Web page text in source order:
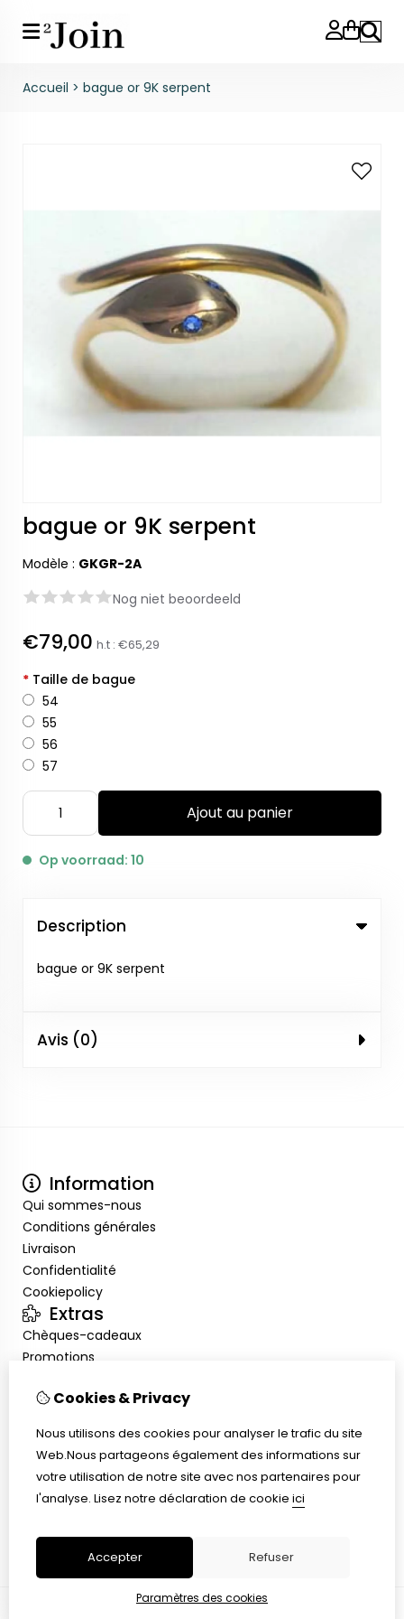
Accueil > bague or 9K serpent
bague or 9K serpent
Modèle : GKGR-2A
Nog niet beoordeeld
€79,00 h.t : €65,29
* Taille de bague
54
55
56
57
Ajout au panier
Op voorraad: 10
Description
bague or 9K serpent
Avis (0)
Information
Qui sommes-nous
Conditions générales
Livraison
Confidentialité
Cookiepolicy
Extras
Chèques-cadeaux
Promotions
Inloggen
Service client
Plan du site
Cookies & Privacy
Nous utilisons des cookies pour analyser le trafic du site
Web.Nous partageons également des informations sur
votre utilisation de notre site avec nos partenaires pour
l'analyse. Lisez notre déclaration de cookie ici
Accepter Refuser
Paramètres des cookies